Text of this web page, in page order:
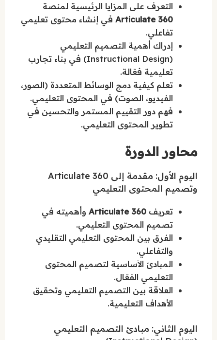
التعرف على المزايا الرئيسية لمنصة
Articulate 360 في إنشاء محتوى تعليمي
تفاعلي.
إدراك أهمية التصميم التعليمي
(Instructional Design) في بناء تجارب
تعليمية فعّالة.
تعلم كيفية دمج الوسائط المتعددة (الصور،
الفيديو، الصوت) في المحتوى التعليمي.
فهم دور التقييم المستمر والتحسين في
تطوير المحتوى التعليمي.
محاور الدورة
اليوم الأول: مقدمة إلى Articulate 360
وتصميم المحتوى التعليمي
تعريف Articulate 360 وأهميته في
تصميم المحتوى التعليمي.
الفرق بين المحتوى التعليمي التقليدي
والتفاعلي.
المبادئ الأساسية لتصميم المحتوى
التعليمي الفعّال.
العلاقة بين التصميم التعليمي وتحقيق
الأهداف التعليمية.
اليوم الثاني: مبادئ التصميم التعليمي